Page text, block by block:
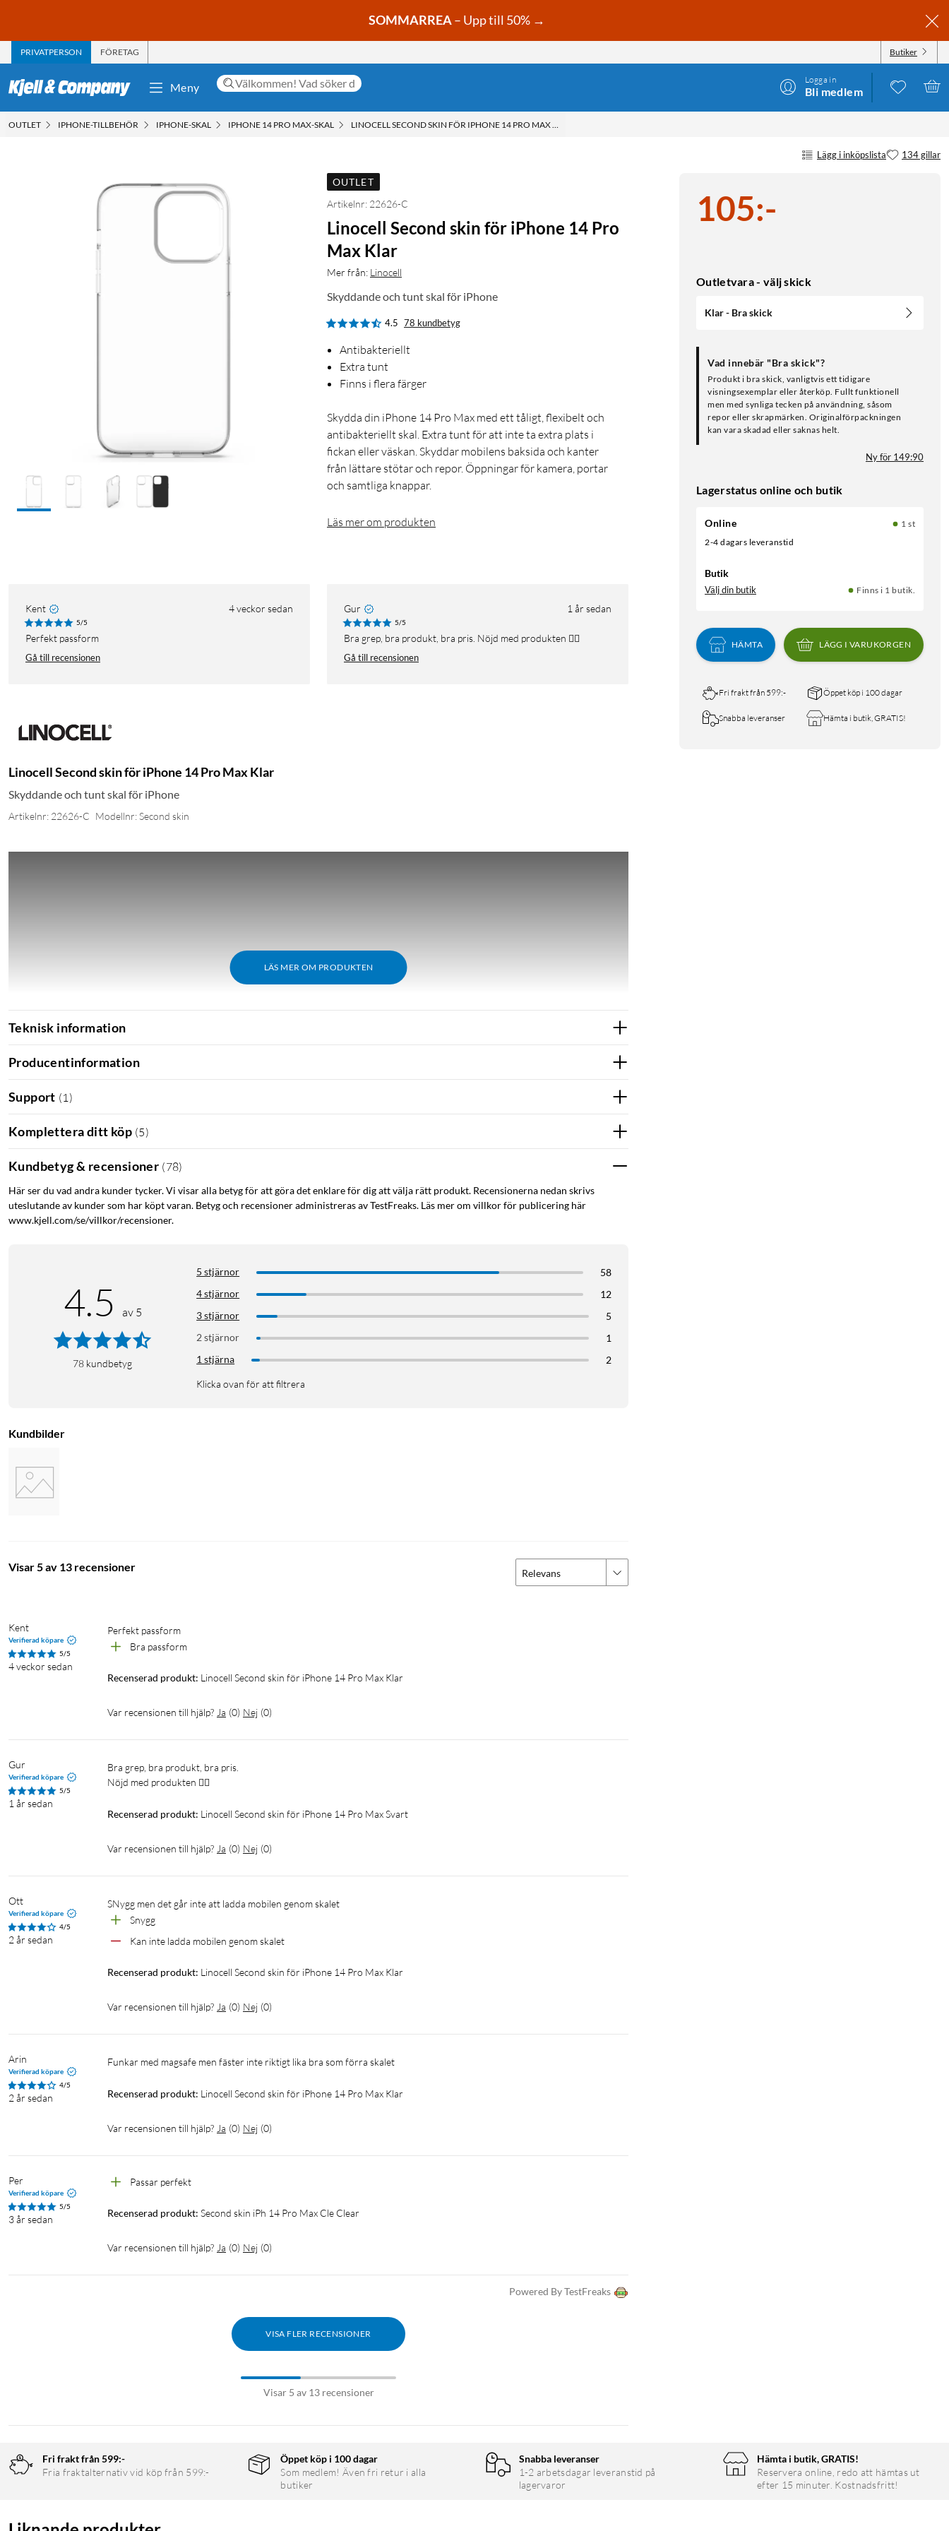
SOMMARREA– Upp till 50% →
PRIVATPERSON FÖRETAG Butiker
Meny
Logga in
Bli medlem
OUTLET IPHONE-TILLBEHÖR IPHONE-SKAL IPHONE 14 PRO MAX-SKAL LINOCELL SECOND SKIN FÖR IPHONE 14 PRO MAX KLAR
Lägg i inköpslista 134 gillar
105:-
Outletvara - välj skick
Klar - Bra skick
Vad innebär "Bra skick"?
Produkt i bra skick, vanligtvis ett tidigare
visningsexemplar eller återköp. Fullt funktionell
men med synliga tecken på användning, såsom
repor eller skrapmärken. Originalförpackningen
kan vara skadad eller saknas helt.
Ny för 149:90
Lagerstatus online och butik
Online
1 st
2-4 dagars leveranstid
Butik
Välj din butik Finns i 1 butik.
HÄMTA LÄGG I VARUKORGEN
Fri frakt från 599:- Öppet köp i 100 dagar
Snabba leveranser Hämta i butik, GRATIS!
OUTLET
Artikelnr: 22626-C
Linocell Second skin för iPhone 14 Pro
Max Klar
Mer från: Linocell
Skyddande och tunt skal för iPhone
4.5 78 kundbetyg
Antibakteriellt
Extra tunt
Finns i flera färger
Skydda din iPhone 14 Pro Max med ett tåligt, flexibelt och
antibakteriellt skal. Extra tunt för att inte ta extra plats i
fickan eller väskan. Skyddar mobilens baksida och kanter
från lättare stötar och repor. Öppningar för kamera, portar
och samtliga knappar.
Läs mer om produkten
Kent 4 veckor sedan
5/5
Perfekt passform
Gå till recensionen
Gur 1 år sedan
5/5
Bra grep, bra produkt, bra pris. Nöjd med produkten 👌🏼
Gå till recensionen
Linocell Second skin för iPhone 14 Pro Max Klar
Skyddande och tunt skal för iPhone
Artikelnr: 22626-C Modellnr: Second skin
LÄS MER OM PRODUKTEN
iPhone 14-serien
Teknisk information
Producentinformation
Support (1 )
Komplettera ditt köp (5)
Kundbetyg & recensioner (78)
Här ser du vad andra kunder tycker. Vi visar alla betyg för att göra det enklare för dig att välja rätt produkt. Recensionerna nedan skrivs
uteslutande av kunder som har köpt varan. Betyg och recensioner administreras av TestFreaks. Läs mer om villkor för publicering här
www.kjell.com/se/villkor/recensioner.
4.5 av 5
78 kundbetyg
5 stjärnor
58
4 stjärnor
12
3 stjärnor
5
2 stjärnor
1
1 stjärna
2
Klicka ovan för att filtrera
Kundbilder
Visar 5 av 13 recensioner Relevans
Kent
Verifierad köpare
5/5
4 veckor sedan
Perfekt passform
Bra passform
Recenserad produkt: Linocell Second skin för iPhone 14 Pro Max Klar
Var recensionen till hjälp? Ja (0) Nej (0)
Gur
Verifierad köpare
5/5
1 år sedan
Bra grep, bra produkt, bra pris.
Nöjd med produkten 👌🏼
Recenserad produkt: Linocell Second skin för iPhone 14 Pro Max Svart
Var recensionen till hjälp? Ja (0) Nej (0)
Ott
Verifierad köpare
4/5
2 år sedan
SNygg men det går inte att ladda mobilen genom skalet
Snygg
Kan inte ladda mobilen genom skalet
Recenserad produkt: Linocell Second skin för iPhone 14 Pro Max Klar
Var recensionen till hjälp? Ja (0) Nej (0)
Arin
Verifierad köpare
4/5
2 år sedan
Funkar med magsafe men fäster inte riktigt lika bra som förra skalet
Recenserad produkt: Linocell Second skin för iPhone 14 Pro Max Klar
Var recensionen till hjälp? Ja (0) Nej (0)
Per
Verifierad köpare
5/5
3 år sedan
Passar perfekt
Recenserad produkt: Second skin iPh 14 Pro Max Cle Clear
Var recensionen till hjälp? Ja (0) Nej (0)
Powered By TestFreaks
VISA FLER RECENSIONER
Visar 5 av 13 recensioner
Fri frakt från 599:-
Fria fraktalternativ vid köp från 599:-
Öppet köp i 100 dagar
Som medlem! Även fri retur i alla
butiker
Snabba leveranser
1-2 arbetsdagar leveranstid på
lagervaror
Hämta i butik, GRATIS!
Reservera online, redo att hämtas ut
efter 15 minuter. Kostnadsfritt!